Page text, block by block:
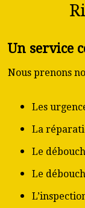
Un service
Nous prenons
Les
La
Le
Le